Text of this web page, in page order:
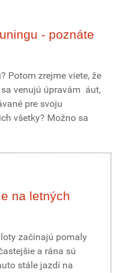
- poznáte
Potom zrejme viete, že
venujú úpravám áut,
pre svoju
všetky? Možno sa
na letných
začínajú pomaly
a rána sú
stále jazdí na